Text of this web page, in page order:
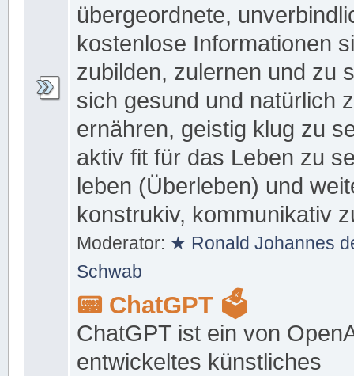
übergeordnete,
kostenlose Informationen
zubilden, zulernen und zu
sich gesund und natürlich
ernähren, geistig klug zu
aktiv fit für das Leben zu
leben (Überleben) und
konstrukiv, kommunikativ
Moderator: ★ Ronald Johannes
Schwab
📟 ChatGPT 🗳
ChatGPT ist ein von
entwickeltes künstliches